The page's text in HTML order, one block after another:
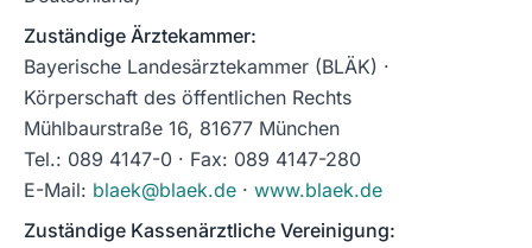
Zuständige Ärztekammer:
Bayerische Landesärztekammer (BLÄK) ·
Körperschaft des öffentlichen Rechts
Mühlbaurstraße 16, 81677 München
Tel.: 089 4147-0 · Fax: 089 4147-280
E-Mail: blaek@blaek.de · www.blaek.de
Zuständige Kassenärztliche Vereinigung: